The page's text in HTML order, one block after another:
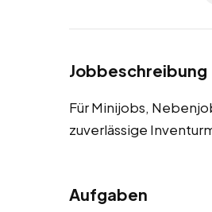
Jobbeschreibung
Für Minijobs,
zuverlässige
Aufgaben